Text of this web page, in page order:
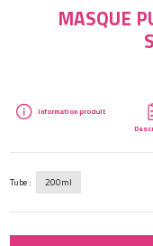
MASQUE
Information produit
Tube : 200ml